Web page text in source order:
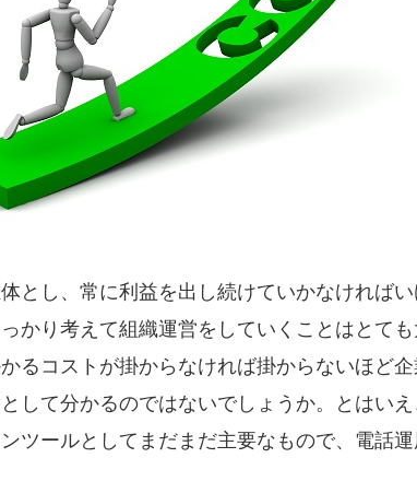
とし、常に利益を出し続けていかなければ
っかり考えて組織運営をしていくことはとて
るコストが掛からなければ掛からないほど
して分かるのではないでしょうか。とはい
ツールとしてまだまだ主要なもので、電話